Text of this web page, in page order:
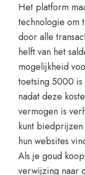
Het platform
technologie om
door alle
helft van het
mogelijkheid
toetsing 5000
nadat deze
vermogen is
kunt
hun websites
Als je goud
verwijzing naar